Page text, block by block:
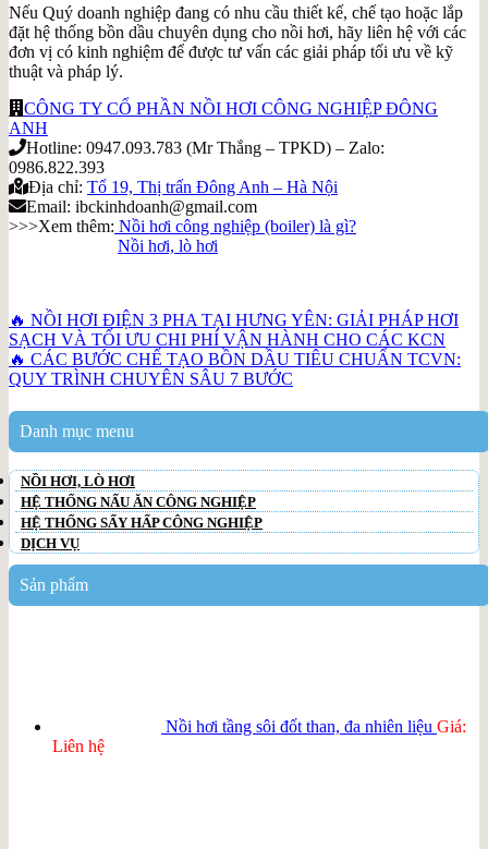
Nếu Quý doanh nghiệp đang có nhu cầu thiết kế, chế tạo hoặc lắp
đặt hệ thống bồn dầu chuyên dụng cho nồi hơi, hãy liên hệ với các
đơn vị có kinh nghiệm để được tư vấn các giải pháp tối ưu về kỹ
thuật và pháp lý.
CÔNG TY CỔ PHẦN NỒI HƠI CÔNG NGHIỆP ĐÔNG
ANH
Hotline: 0947.093.783 (Mr Thắng – TPKD) – Zalo:
0986.822.393
Địa chỉ: Tổ 19, Thị trấn Đông Anh – Hà Nội
Email: ibckinhdoanh@gmail.com
>>>Xem thêm: Nồi hơi công nghiệp (boiler) là gì?
Nồi hơi, lò hơi
🔥 NỒI HƠI ĐIỆN 3 PHA TẠI HƯNG YÊN: GIẢI PHÁP HƠI
SẠCH VÀ TỐI ƯU CHI PHÍ VẬN HÀNH CHO CÁC KCN
🔥 CÁC BƯỚC CHẾ TẠO BỒN DẦU TIÊU CHUẨN TCVN:
QUY TRÌNH CHUYÊN SÂU 7 BƯỚC
Danh mục menu
NỒI HƠI, LÒ HƠI
HỆ THỐNG NẤU ĂN CÔNG NGHIỆP
HỆ THỐNG SẤY HẤP CÔNG NGHIỆP
DỊCH VỤ
Sản phẩm
Nồi hơi tầng sôi đốt than, đa nhiên liệu Giá:
Liên hệ